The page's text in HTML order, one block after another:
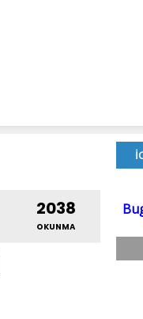
2038
OKUNMA